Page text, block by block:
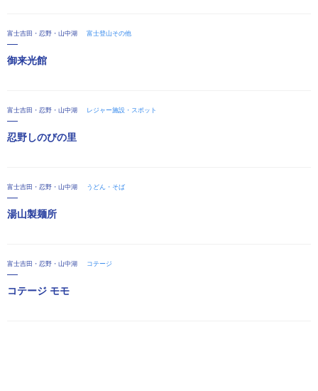
富士吉田・忍野・山中湖 富士登山その他
御来光館
富士吉田・忍野・山中湖 レジャー施設・スポット
忍野しのびの里
富士吉田・忍野・山中湖 うどん・そば
湯山製麺所
富士吉田・忍野・山中湖 コテージ
コテージ モモ